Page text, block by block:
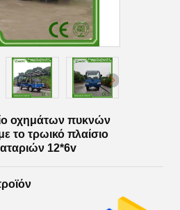
οχημάτων πυκνών
το τρωικό πλαίσιο
12*6v